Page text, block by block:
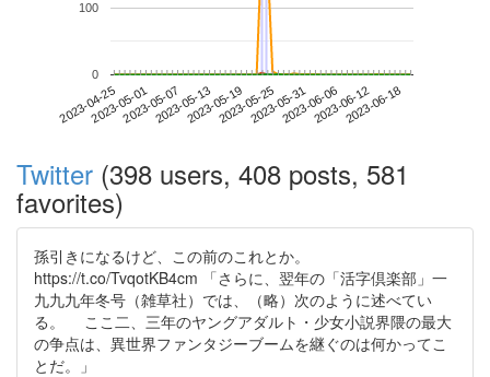
2023-04-252023-05-012023-05-072023-05-132023-05-192023-05-252023-05-312023-06-062023-06-122023-06-18
0
100
Twitter (398 users, 408 posts, 581
favorites)
孫引きになるけど、この前のこれとか。
https://t.co/TvqotKB4cm 「さらに、翌年の「活字倶楽部」一
九九九年冬号（雑草社）では、（略）次のように述べてい
る。 ここ二、三年のヤングアダルト・少女小説界隈の最大
の争点は、異世界ファンタジーブームを継ぐのは何かってこ
とだ。」